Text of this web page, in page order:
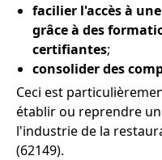
facilier l'accès à
grâce à des
certifiantes;
consolider des
Ceci est
établir ou reprendre
l'industrie de la
(62149).